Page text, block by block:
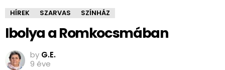
HÍREK SZARVAS SZÍNHÁZ
Ibolya a Romkocsmában
by G.E.
9 éve